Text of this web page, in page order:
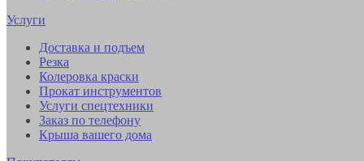
Услуги
Доставка и подъем
Резка
Колеровка краски
Прокат инструментов
Услуги спецтехники
Заказ по телефону
Крыша вашего дома